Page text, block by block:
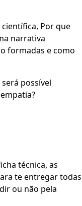
Por que
narrativa
formadas e como
possível
técnica, as
te entregar todas
ou não pela